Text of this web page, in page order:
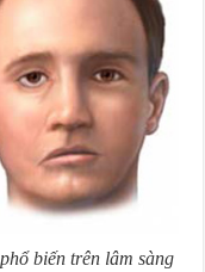
biến trên lâm sàng